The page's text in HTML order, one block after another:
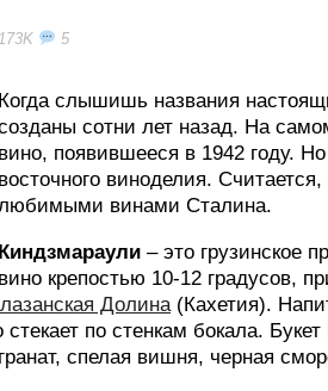
5
Когда слышишь названия
сотни лет назад. На
вино, появившееся в 1942 году.
восточного виноделия.
винами Сталина.
Киндзмараули – это грузинское
вино крепостью 10-12 градусов,
Долина(Кахетия).
стекает по стенкам бокала.
спелая вишня, черная